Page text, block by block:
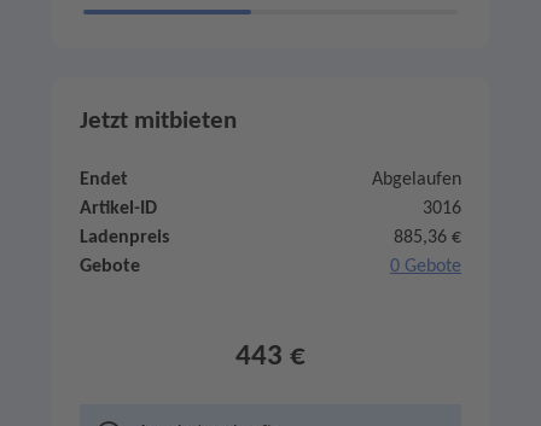
Jetzt mitbieten
Endet
Abgelaufen
Artikel-ID
3016
Ladenpreis
885,36 €
Gebote
0 Gebote
443 €